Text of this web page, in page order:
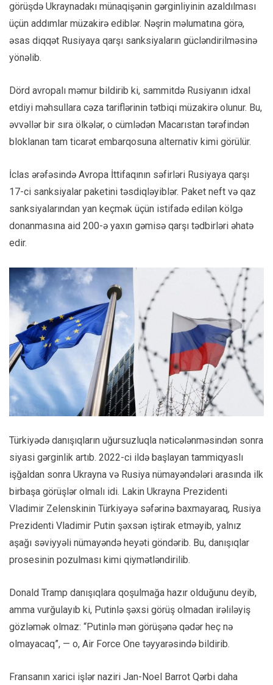
görüşdə Ukraynadakı münaqişənin gərginliyinin azaldılması
üçün addımlar müzakirə ediblər. Nəşrin məlumatına görə,
əsas diqqət Rusiyaya qarşı sanksiyaların gücləndirilməsinə
yönəlib.
Dörd avropalı məmur bildirib ki, sammitdə Rusiyanın idxal
etdiyi məhsullara cəza tariflərinin tətbiqi müzakirə olunur. Bu,
əvvəllər bir sıra ölkələr, o cümlədən Macarıstan tərəfindən
bloklanan tam ticarət embarqosuna alternativ kimi görülür.
İclas ərəfəsində Avropa İttifaqının səfirləri Rusiyaya qarşı
17-ci sanksiyalar paketini təsdiqləyiblər. Paket neft və qaz
sanksiyalarından yan keçmək üçün istifadə edilən kölgə
donanmasına aid 200-ə yaxın gəmisə qarşı tədbirləri əhatə
edir.
Türkiyədə danışıqların uğursuzluqla nəticələnməsindən sonra
siyasi gərginlik artıb. 2022-ci ildə başlayan tammiqyaslı
işğaldan sonra Ukrayna və Rusiya nümayəndələri arasında ilk
birbaşa görüşlər olmalı idi. Lakin Ukrayna Prezidenti
Vladimir Zelenskinin Türkiyəyə səfərinə baxmayaraq, Rusiya
Prezidenti Vladimir Putin şəxsən iştirak etməyib, yalnız
aşağı səviyyəli nümayəndə heyəti göndərib. Bu, danışıqlar
prosesinin pozulması kimi qiymətləndirilib.
Donald Tramp danışıqlara qoşulmağa hazır olduğunu deyib,
amma vurğulayıb ki, Putinlə şəxsi görüş olmadan irəliləyiş
gözləmək olmaz: “Putinlə mən görüşənə qədər heç nə
olmayacaq”, — o, Air Force One təyyarəsində bildirib.
Fransanın xarici işlər naziri Jan-Noel Barrot Qərbi daha